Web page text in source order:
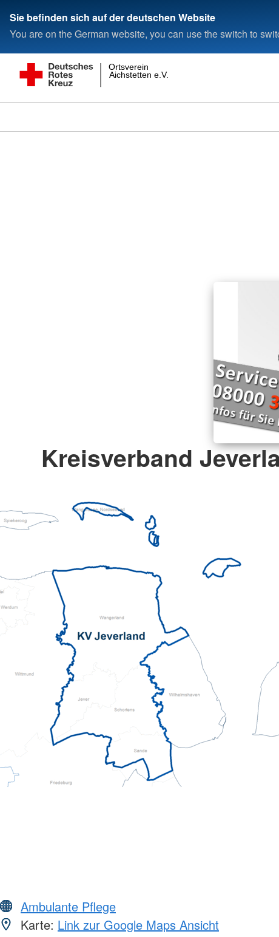
Sie befinden sich auf der deutschen Website
You are on the German website, you can use the switch to
Aichstetten e.V.
Ortsverein
Kreisverband
Ambulante Pflege
Karte: Link zur Google Maps Ansicht